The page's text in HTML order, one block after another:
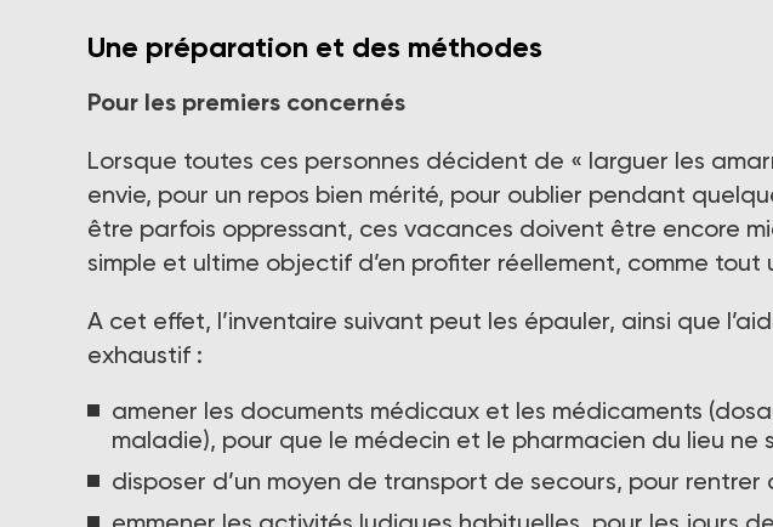
Une préparation et des méthodes
Pour les premiers concernés
Lorsque toutes ces personnes décident de « larguer les
envie, pour un repos bien mérité, pour oublier pendant
être parfois oppressant, ces vacances doivent être encore
simple et ultime objectif d’en profiter réellement, comme tout
A cet effet, l’inventaire suivant peut les épauler, ainsi que
exhaustif :
amener les documents médicaux et les médicaments
maladie), pour que le médecin et le pharmacien du lieu ne
disposer d’un moyen de transport de secours, pour rentrer